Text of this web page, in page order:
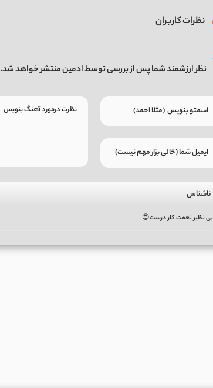
نظرات کاربران
نظر ارزشمند شما پس از بررسی توسط ادمین منتشر خواهد شد.
ناشناس
بی نظیر نعمت کار درست😍